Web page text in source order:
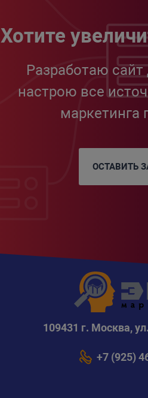
Хотите
Разработаю сайт
настрою все
маркетинга
ОСТАВИТЬ
109431 г. Москва,
+7 (925)